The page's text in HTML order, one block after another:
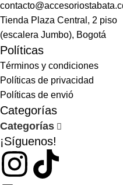
Tienda Plaza Central, 2 piso
(escalera Jumbo), Bogotá
Políticas
Términos y condiciones
Políticas de privacidad
Políticas de envió
Categorías
Categorías
¡Síguenos!